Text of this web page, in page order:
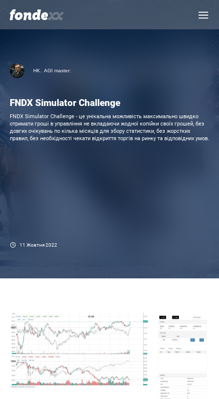
Menu
HK. AGI master:
FNDX Simulator Challenge
FNDX Simulator Challenge - це унікальна можливість максимально швидко
отримати гроші в управління не вкладаючи жодної копійки своїх грошей, без
довгих очікувань по кілька місяців для збору статистики, без жорстких
правил, без необхідності чекати відкриття торгів на ринку та відповідних умов.
11 Жовтня 2022
Image